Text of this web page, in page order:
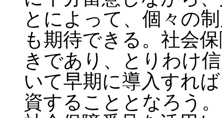
とによって、個々の
も期待できる。社会
きであり、とりわけ
いて早期に導入すれ
資することとなろう